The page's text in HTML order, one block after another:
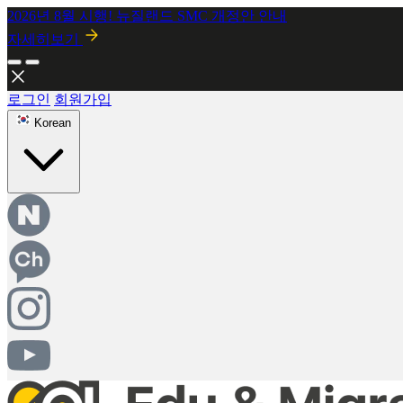
NZCEL 영어과정으로 석사 진학하기 + 최대 $13,000 장학금까
자세히 보기
로그인 회원가입
Korean